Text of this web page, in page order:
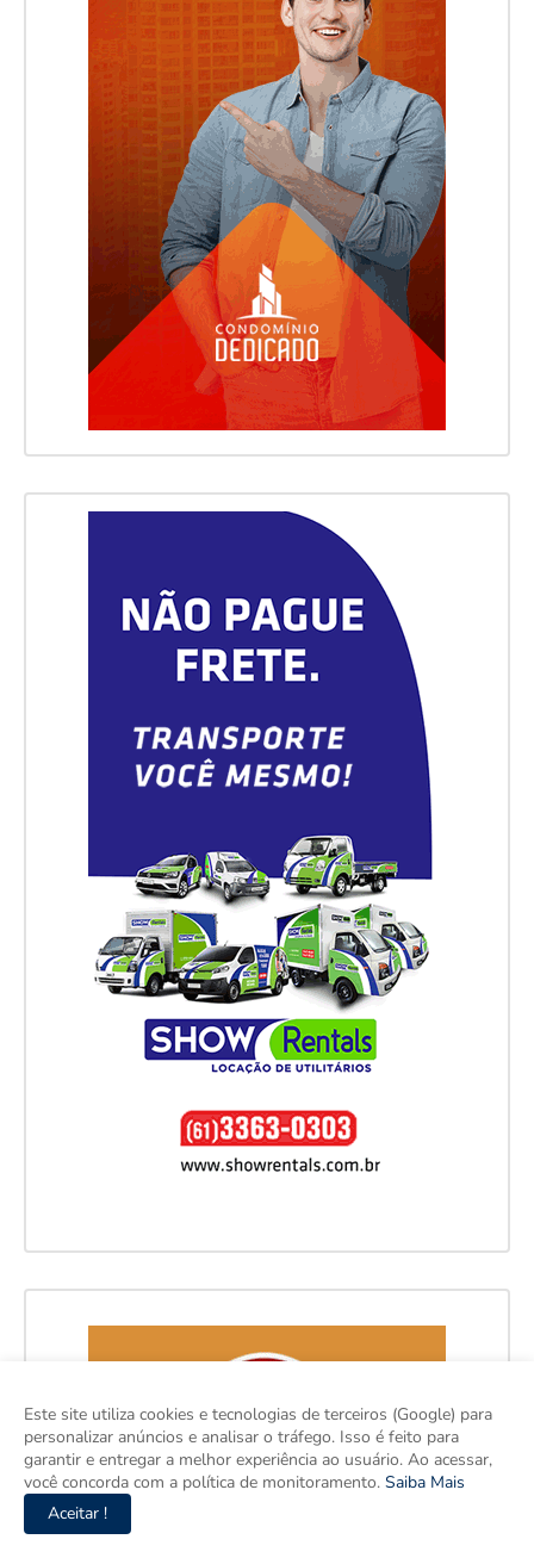
Este site utiliza cookies e tecnologias de terceiros (Google) para
personalizar anúncios e analisar o tráfego. Isso é feito para
garantir e entregar a melhor experiência ao usuário. Ao acessar,
você concorda com a política de monitoramento. Saiba Mais
Aceitar !